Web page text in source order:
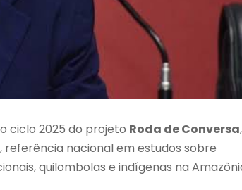
ciclo 2025 do projeto Roda de Conversa,
, referência nacional em estudos sobre
quilombolas e indígenas na